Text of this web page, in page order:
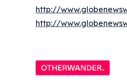
http://
http://